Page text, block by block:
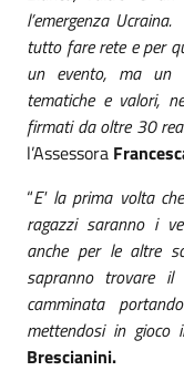
l’emergenza
tutto fare rete e per
un evento, ma un
tematiche e valori,
firmati da oltre 30
l’Assessora
“E' la prima volta
ragazzi saranno i
anche per le altre
sapranno trovare
camminata
mettendosi in gioco
Brescianini.